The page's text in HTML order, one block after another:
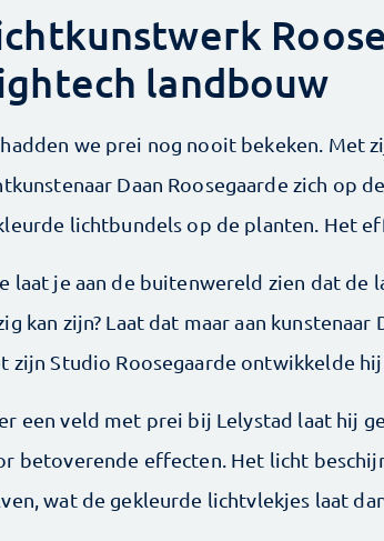
landbouw
we prei nog nooit bekeken. Met
Daan Roosegaarde zich op
lichtbundels op de planten. Het
laat je aan de buitenwereld zien dat de
kan zijn? Laat dat maar aan
zijn Studio Roosegaarde ontwikkelde hij
een veld met prei bij Lelystad laat hij
betoverende effecten. Het licht
wat de gekleurde lichtvlekjes laat